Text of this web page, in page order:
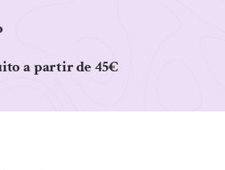
a partir de 45€